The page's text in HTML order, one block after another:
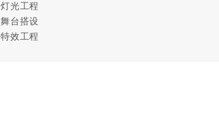
灯光工程
舞台搭设
特效工程